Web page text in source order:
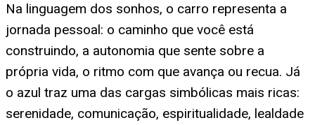
Na linguagem dos sonhos, o carro representa a
jornada pessoal: o caminho que você está
construindo, a autonomia que sente sobre a
própria vida, o ritmo com que avança ou recua. Já
o azul traz uma das cargas simbólicas mais ricas:
serenidade, comunicação, espiritualidade, lealdade